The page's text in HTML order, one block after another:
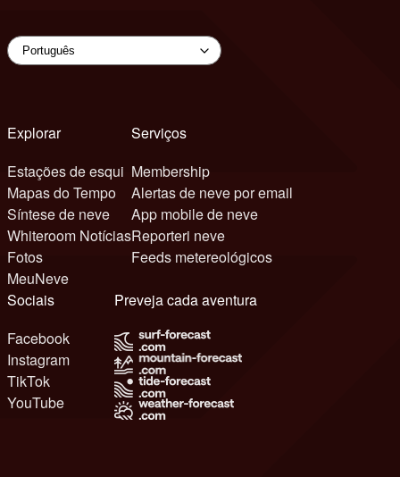
Explorar
Estações de esqui
Mapas do Tempo
Síntese de neve
Whiteroom Notícias
Fotos
MeuNeve
Serviços
Membership
Alertas de neve por email
App mobile de neve
Reporteri neve
Feeds metereológicos
Sociais
Facebook
Instagram
TikTok
YouTube
Preveja cada aventura